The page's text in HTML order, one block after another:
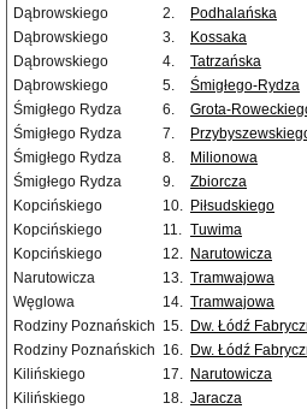
Dąbrowskiego
2. Podhalańska
Dąbrowskiego
3. Kossaka
Dąbrowskiego
4. Tatrzańska
Dąbrowskiego
5. Śmigłego-Rydza
Śmigłego Rydza
6. Grota-
Śmigłego Rydza
7.
Śmigłego Rydza
8. Milionowa
Śmigłego Rydza
9. Zbiorcza
Kopcińskiego
10. Piłsudskiego
Kopcińskiego
11. Tuwima
Kopcińskiego
12. Narutowicza
Narutowicza
13. Tramwajowa
Węglowa
14. Tramwajowa
Rodziny Poznańskich 15. Dw. Łódź
Rodziny Poznańskich 16. Dw. Łódź
Kilińskiego
17. Narutowicza
Kilińskiego
18. Jaracza